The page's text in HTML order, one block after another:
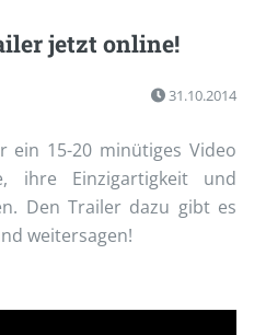
jetzt online!
31.10.2014
ein 15-20 minütiges Video
ihre Einzigartigkeit und
Den Trailer dazu gibt es
weitersagen!